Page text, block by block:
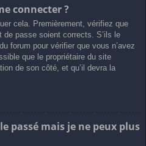
connecter ?
cela. Premièrement, vérifiez que
de passe soient corrects. S’ils le
forum pour vérifier que vous n’avez
que le propriétaire du site
de son côté, et qu’il devra la
passé mais je ne peux plus